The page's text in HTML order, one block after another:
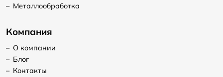
– Металлообработка
Компания
– О компании
– Блог
– Контакты